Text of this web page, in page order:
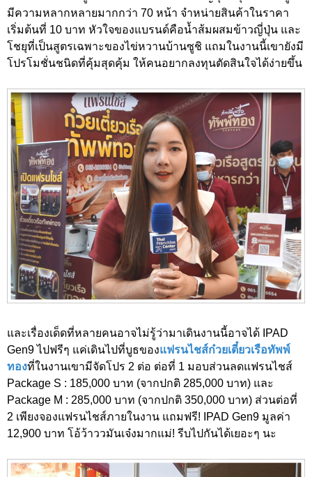
มีความหลากหลายมากกว่า 70 หน้า จำหน่ายสินค้าในราคา
เริ่มต้นที่ 10 บาท หัวใจของแบรนด์คือน้ำส้มผสมข้าวญี่ปุ่น และ
โชยุที่เป็นสูตรเฉพาะของไข่หวานบ้านซูชิ แถมในงานนี้เขายังมี
โปรโมชั่นชนิดที่คุ้มสุดคุ้ม ให้คนอยากลงทุนตัดสินใจได้ง่ายขึ้น
และเรื่องเด็ดที่หลายคนอาจไม่รู้ว่ามาเดินงานนี้อาจได้ IPAD
Gen9 ไปฟรีๆ แค่เดินไปที่บูธของแฟรนไชส์ก๋วยเตี๋ยวเรือทัพพ์
ทองที่ในงานเขามีจัดโปร 2 ต่อ ต่อที่ 1 มอบส่วนลดแฟรนไชส์
Package S : 185,000 บาท (จากปกติ 285,000 บาท) และ
Package M : 285,000 บาท (จากปกติ 350,000 บาท) ส่วนต่อที่
2 เพียงจองแฟรนไชส์ภายในงาน แถมฟรี! IPAD Gen9 มูลค่า
12,900 บาท โอ้ว้าววมันเจ๋งมากแม่! รีบไปกันได้เยอะๆ นะ